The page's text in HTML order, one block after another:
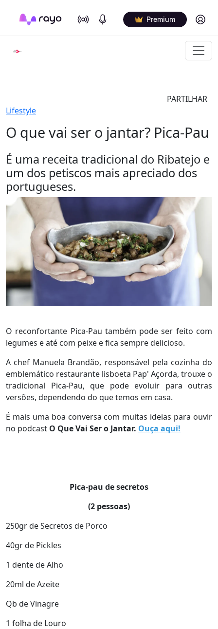
On Air Podcasts Premium Log in
PARTILHAR
Lifestyle
O que vai ser o jantar? Pica-Pau
É uma receita tradicional do Ribatejo e
um dos petiscos mais apreciado dos
portugueses.
O reconfortante Pica-Pau também pode ser feito com
legumes e até com peixe e fica sempre delicioso.
A chef Manuela Brandão, responsável pela cozinha do
emblemático restaurante lisboeta Pap' Açorda, trouxe o
tradicional Pica-Pau, que pode evoluir para outras
versões, dependendo do que temos em casa.
É mais uma boa conversa com muitas ideias para ouvir
no podcast O Que Vai Ser o Jantar. Ouça aqui!
Pica-pau de secretos
(2 pessoas)
250gr de Secretos de Porco
40gr de Pickles
1 dente de Alho
20ml de Azeite
Qb de Vinagre
1 folha de Louro